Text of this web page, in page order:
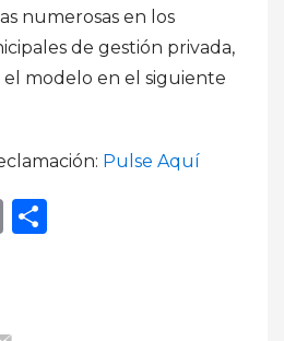
numerosas en los
de gestión privada,
el modelo en el siguiente
Pulse Aquí
Email